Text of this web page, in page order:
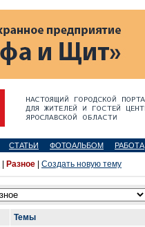
СТАТЬИ ФОТОАЛЬБОМ РАБОТА
Разное Создать новую тему
Темы